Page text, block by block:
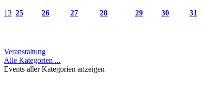
13 25 26 27 28 29 30 31
Veranstaltung
Alle Kategorien ...
Events aller Kategorien anzeigen